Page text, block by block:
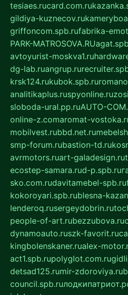
tesiaes.rucard.com.ru
gildiya-kuznecov.ru
griffoncom.spb.rufabrika-
PARK-MATROSOVA.RU
avtoyurist-moskva1.ru
dg-lab.ruangrup.ru
krsk124.rukubok.spb.ru
analitikaplus.ruspyonline.ru
sloboda-ural.pp.ruAUTO-
online-z.comaromat-
mobilvest.rubbd.net.ru
smp-forum.rubastion-td.ru
avrmotors.ruart-galadesign.ru
ecostep-samara.rud-p.spb.ru
sko.com.rudavitamebel-spb.ru
kokoroyari.spb.rublesna-
lenderoq.rusergeydobrin.ru
people-of-art.rubezzubova.ru
dynamoauto.ruszk-favorit.ru
kingbolenskaner.rualex-
act1.spb.rupolyglot.com.ru
detsad125.rumir-zdoroviya.ru
council.spb.ru